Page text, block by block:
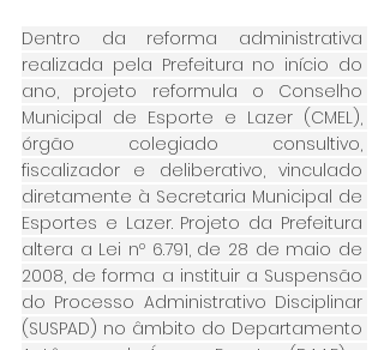
Dentro da reforma administrativa
realizada pela Prefeitura no início do
ano, projeto reformula o Conselho
Municipal de Esporte e Lazer (CMEL),
órgão colegiado consultivo,
fiscalizador e deliberativo, vinculado
diretamente à Secretaria Municipal de
Esportes e Lazer. Projeto da Prefeitura
altera a Lei nº 6.791, de 28 de maio de
2008, de forma a instituir a Suspensão
do Processo Administrativo Disciplinar
(SUSPAD) no âmbito do Departamento